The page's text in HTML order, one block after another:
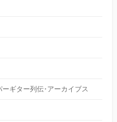
ギター列伝･アーカイブス